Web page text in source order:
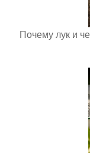
Почему лук и